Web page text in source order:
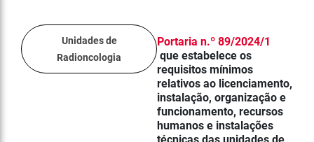
Unidades de
Radioncologia
Portaria n.º 89/2024/1
que estabelece os
requisitos mínimos
relativos ao licenciamento,
instalação, organização e
funcionamento, recursos
humanos e instalações